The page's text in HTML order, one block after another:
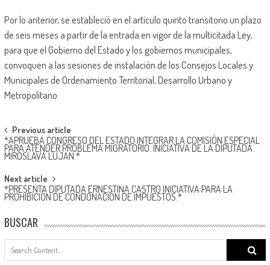
Por lo anterior, se estableció en el artículo quinto transitorio un plazo
de seis meses a partir de la entrada en vigor de la multicitada Ley,
para que el Gobierno del Estado y los gobiernos municipales,
convoquen a las sesiones de instalación de los Consejos Locales y
Municipales de Ordenamiento Territorial, Desarrollo Urbano y
Metropolitano.
Post
navigation
Previous article
*APRUEBA CONGRESO DEL ESTADO INTEGRAR LA COMISIÓN ESPECIAL
PARA ATENDER PROBLEMA MIGRATORIO. INICIATIVA DE LA DIPUTADA
MIROSLAVA LUJÁN.*
Next article
*PRESENTA DIPUTADA ERNESTINA CASTRO INICIATIVA PARA LA
PROHIBICIÓN DE CONDONACIÓN DE IMPUESTOS.*
BUSCAR
Search
for: